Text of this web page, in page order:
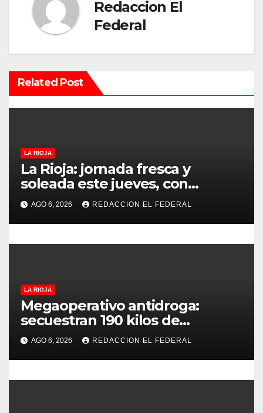
ó
n
d
e
n
t
r
a
d
s
Redaccion El
Federal
Related Post
LA RIOJA
La Rioja: jornada fresca y
soleada este jueves, con
temperaturas estables para el
viernes
AGO 6, 2026 REDACCION EL FEDERAL
LA RIOJA
Megaoperativo antidroga:
secuestran 190 kilos de
marihuana que tenían como
destino La Rioja y Catamarca
AGO 6, 2026 REDACCION EL FEDERAL